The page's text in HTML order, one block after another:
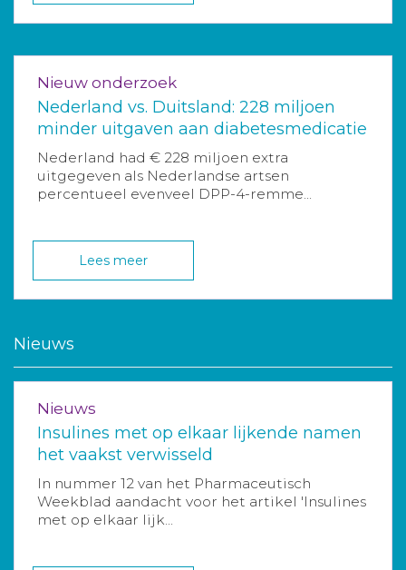
Nieuw onderzoek
Nederland vs. Duitsland: 228 miljoen
minder uitgaven aan diabetesmedicatie
Nederland had € 228 miljoen extra
uitgegeven als Nederlandse artsen
percentueel evenveel DPP-4-remme...
Lees meer
Nieuws
Nieuws
Insulines met op elkaar lijkende namen
het vaakst verwisseld
In nummer 12 van het Pharmaceutisch
Weekblad aandacht voor het artikel 'Insulines
met op elkaar lijk...